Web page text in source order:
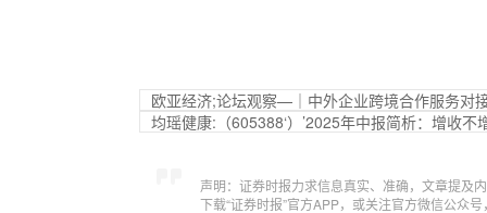
欧亚经济;论坛观察—｜中外企业跨境合作服务对
均瑶健康:（605388‘）’2025年中报简析：增收
声明：证券时报力求信息真实、准确，文章提及
下载“证券时报”官方APP，或关注官方微信公众